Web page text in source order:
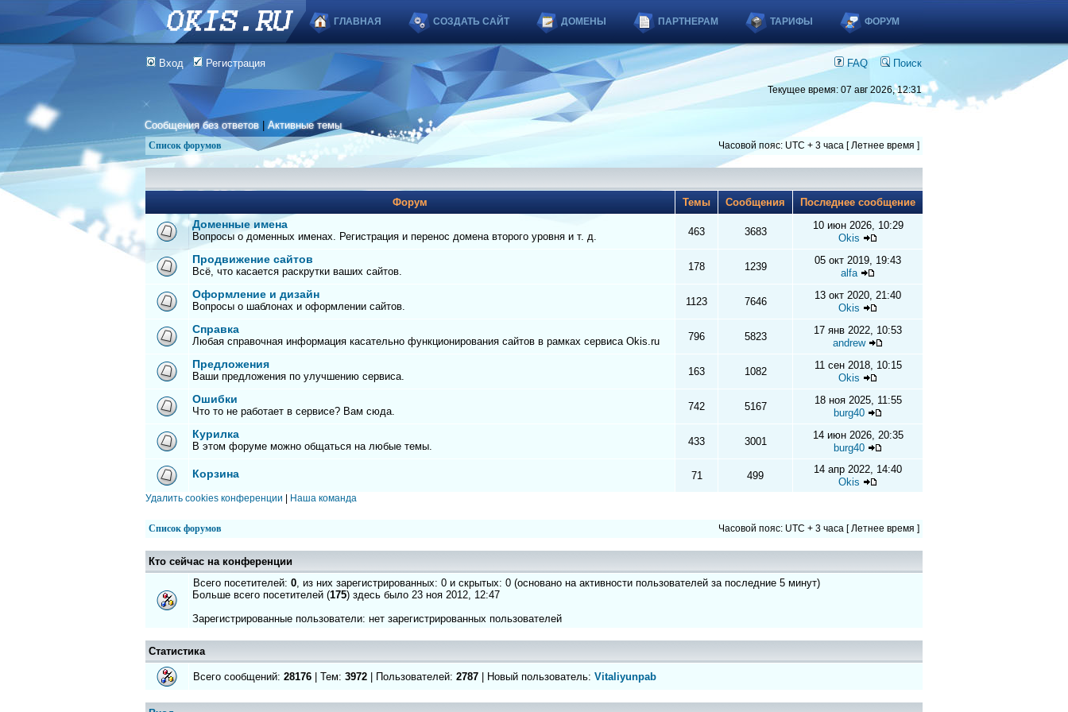
ГЛАВНАЯ СОЗДАТЬ САЙТ ДОМЕНЫ ПАРТНЕРАМ ТАРИФЫ ФОРУМ
Вход Регистрация FAQ Поиск
Текущее время: 07 авг 2026, 12:31
Сообщения без ответов |Активные темы
Список форумов Часовой пояс: UTC + 3 часа [ Летнее время ]
Форум Темы Сообщения Последнее сообщение
Доменные имена
Вопросы о доменных именах. Регистрация и перенос домена второго уровня и т. д. 463 3683
10 июн 2026, 10:29
Okis
Продвижение сайтов
Всё, что касается раскрутки ваших сайтов. 178 1239
05 окт 2019, 19:43
alfa
Оформление и дизайн
Вопросы о шаблонах и оформлении сайтов. 1123 7646
13 окт 2020, 21:40
Okis
Справка
Любая справочная информация касательно функционирования сайтов в рамках сервиса Okis.ru 796 5823
17 янв 2022, 10:53
andrew
Предложения
Ваши предложения по улучшению сервиса. 163 1082
11 сен 2018, 10:15
Okis
Ошибки
Что то не работает в сервисе? Вам сюда. 742 5167
18 ноя 2025, 11:55
burg40
Курилка
В этом форуме можно общаться на любые темы. 433 3001
14 июн 2026, 20:35
burg40
Корзина 71 499
14 апр 2022, 14:40
Okis
Удалить cookies конференции Наша команда
Список форумов Часовой пояс: UTC + 3 часа [ Летнее время ]
Кто сейчас на конференции
Всего посетителей: 0, из них зарегистрированных: 0 и скрытых: 0 (основано на активности пользователей за последние 5 минут)
Больше всего посетителей (175) здесь было 23 ноя 2012, 12:47
Зарегистрированные пользователи: нет зарегистрированных пользователей
Статистика
Всего сообщений: 28176 | Тем: 3972 | Пользователей: 2787 | Новый пользователь: Vitaliyunpab